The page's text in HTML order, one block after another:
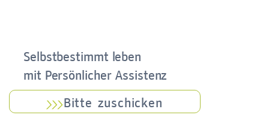
Selbstbestimmt leben
mit Persönlicher Assistenz
Bitte zuschicken